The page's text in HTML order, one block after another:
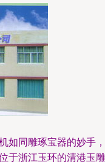
如同雕琢宝器的妙手，
于浙江玉环的清港玉雕